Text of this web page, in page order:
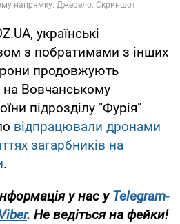
українські
з побратимами з інших
продовжують
Вовчанському
підрозділу "Фурія"
відпрацювали дронами
загарбників на
.
у нас уTelegram-
. Не ведіться на фейки!